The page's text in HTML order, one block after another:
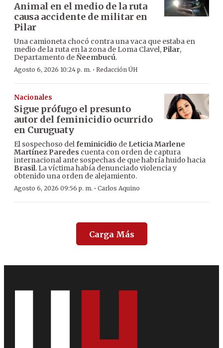
Animal en el medio de la ruta
causa accidente de militar en
Pilar
Una camioneta chocó contra una vaca que estaba en
medio de la ruta en la zona de Loma Clavel, Pilar,
Departamento deÑeembucú.
Agosto 6, 2026 10:24 p. m. · Redacción ÚH
Nacionales
Sigue prófugo el presunto
autor del feminicidio ocurrido
en Curuguaty
El sospechoso delfeminicidio de Leticia Marlene
Martínez Paredes cuenta con orden de captura
internacional ante sospechas de que habría huido hacia
Brasil. La víctima había denunciado violencia y
obtenido una orden de alejamiento.
Agosto 6, 2026 09:56 p. m. · Carlos Aquino
Carga Más